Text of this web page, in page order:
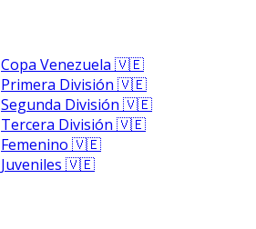
Copa Venezuela 🇻🇪
Primera División 🇻🇪
Segunda División 🇻🇪
Tercera División 🇻🇪
Femenino 🇻🇪
Juveniles 🇻🇪